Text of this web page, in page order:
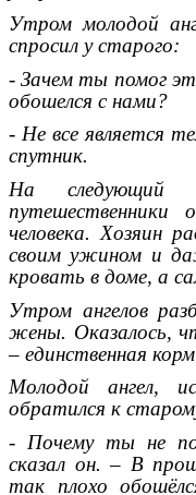
Утром молодой
спросил у старого:
- Зачем ты помог
обошелся с нами?
- Не все является
спутник.
На следующий
путешественники
человека. Хозяин
своим ужином и
кровать в доме, а
Утром ангелов
жены. Оказалось,
– единственная
Молодой ангел,
обратился к
- Почему ты не
сказал он. – В
так плохо